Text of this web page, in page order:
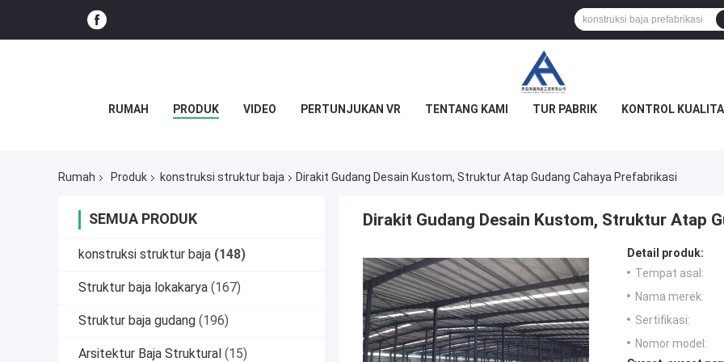
RUMAH PRODUK VIDEO PERTUNJUKAN VR TENTANG KAMI TUR PABRIK KONTROL
Rumah Produk konstruksi struktur baja Dirakit Gudang Desain Kustom, Struktur Atap Gudang Cahaya Prefabrikasi
SEMUA PRODUK
konstruksi struktur baja (148)
Struktur baja lokakarya (167)
Struktur baja gudang (196)
Arsitektur Baja Struktural (15)
Dirakit Gudang Desain Kustom, Struktur Atap
Detail produk:
Tempat asal:
Nama merek:
Sertifikasi:
Nomor model: